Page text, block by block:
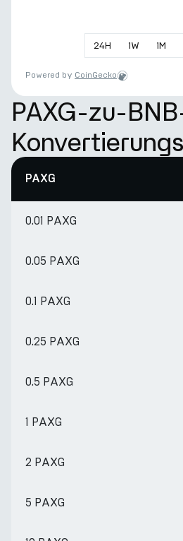
24H 1W 1M
Powered by CoinGecko
PAXG-zu-
PAXG
0.01 PAXG
0.05 PAXG
0.1 PAXG
0.25 PAXG
0.5 PAXG
1 PAXG
2 PAXG
5 PAXG